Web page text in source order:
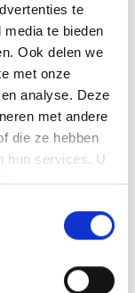
te
te bieden
Ook delen we
met onze
analyse. Deze
met andere
die ze hebben
hun services. U
2023 worden
van
beperkt tot
motor
zullen
beperking